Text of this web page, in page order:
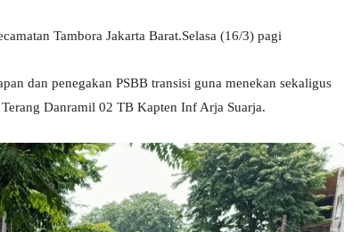
Tambora Jakarta Barat.Selasa (16/3) pagi
dan penegakan PSBB transisi guna menekan sekaligus
Danramil 02 TB Kapten Inf Arja Suarja.